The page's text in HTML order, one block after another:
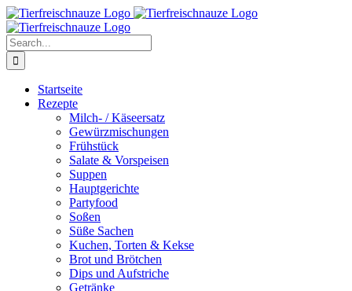
Skip
to
content
Facebook
YouTube
X
Pinterest
Instagram
Search
for:
Startseite
Rezepte
Milch- / Käseersatz
Gewürzmischungen
Frühstück
Salate & Vorspeisen
Suppen
Hauptgerichte
Partyfood
Soßen
Süße Sachen
Kuchen, Torten & Kekse
Brot und Brötchen
Dips und Aufstriche
Getränke